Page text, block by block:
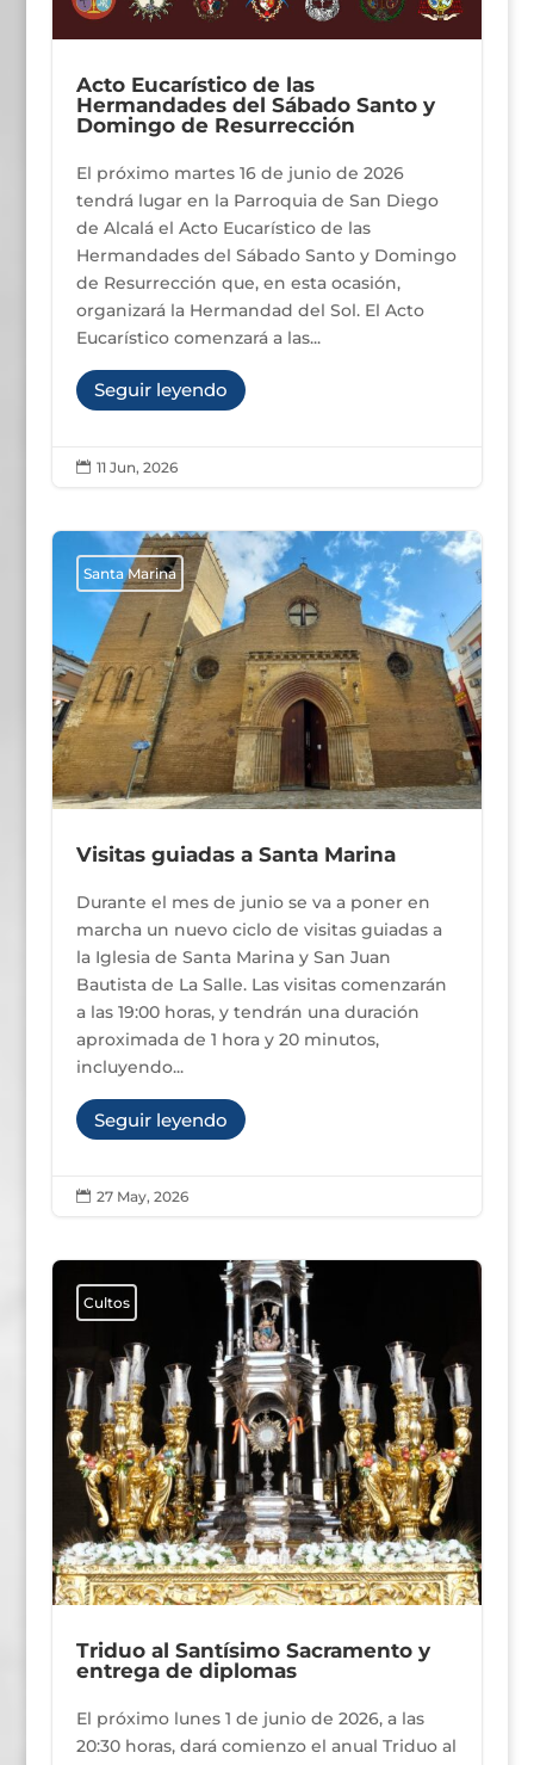
Acto Eucarístico de las
Hermandades del Sábado Santo y
Domingo de Resurrección
El próximo martes 16 de junio de 2026
tendrá lugar en la Parroquia de San Diego
de Alcalá el Acto Eucarístico de las
Hermandades del Sábado Santo y Domingo
de Resurrección que, en esta ocasión,
organizará la Hermandad del Sol. El Acto
Eucarístico comenzará a las...
Seguir leyendo
 11 Jun, 2026
Santa Marina
Visitas guiadas a Santa Marina
Durante el mes de junio se va a poner en
marcha un nuevo ciclo de visitas guiadas a
la Iglesia de Santa Marina y San Juan
Bautista de La Salle. Las visitas comenzarán
a las 19:00 horas, y tendrán una duración
aproximada de 1 hora y 20 minutos,
incluyendo...
Seguir leyendo
 27 May, 2026
Cultos
Triduo al Santísimo Sacramento y
entrega de diplomas
El próximo lunes 1 de junio de 2026, a las
20:30 horas, dará comienzo el anual Triduo al